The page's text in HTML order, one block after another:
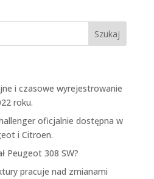
i czasowe wyrejestrowanie
roku.
oficjalnie dostępna w
i Citroen.
Peugeot 308 SW?
pracuje nad zmianami